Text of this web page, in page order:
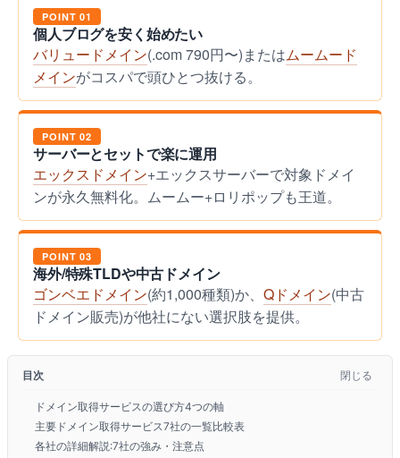
POINT 01
個人ブログを安く始めたい
バリュードメイン(.com 790円〜)またはムームード
メインがコスパで頭ひとつ抜ける。
POINT 02
サーバーとセットで楽に運用
エックスドメイン+エックスサーバーで対象ドメイ
ンが永久無料化。ムームー+ロリポップも王道。
POINT 03
海外/特殊TLDや中古ドメイン
ゴンベエドメイン(約1,000種類)か、 Qドメイン(中古
ドメイン販売)が他社にない選択肢を提供。
目次 閉じる
ドメイン取得サービスの選び方4つの軸
主要ドメイン取得サービス7社の一覧比較表
各社の詳細解説:7社の強み・注意点